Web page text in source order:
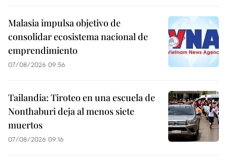
Malasia impulsa objetivo de
consolidar ecosistema nacional de
emprendimiento
07/08/2026 09:56
Tailandia: Tiroteo en una escuela de
Nonthaburi deja al menos siete
muertos
07/08/2026 09:16